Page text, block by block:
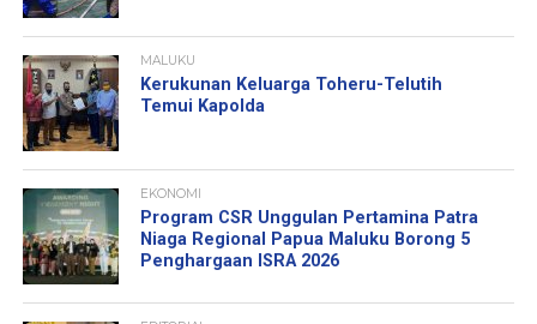
MALUKU
Kerukunan Keluarga Toheru-Telutih
Temui Kapolda
EKONOMI
Program CSR Unggulan Pertamina Patra
Niaga Regional Papua Maluku Borong 5
Penghargaan ISRA 2026